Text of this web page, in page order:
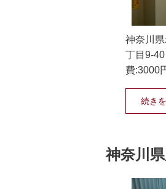
神奈川
丁目9-
費:3000
続き
神奈川